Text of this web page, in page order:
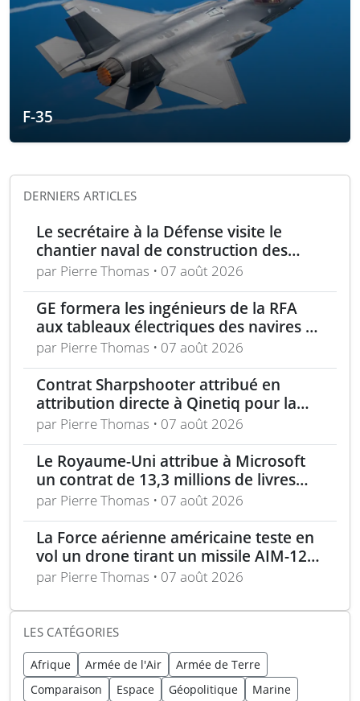
F-35
DERNIERS ARTICLES
Le secrétaire à la Défense visite le
chantier naval de construction des
frégates Type 31 à Rosyth
par Pierre Thomas • 07 août 2026
GE formera les ingénieurs de la RFA
aux tableaux électriques des navires de
la classe Tide
par Pierre Thomas • 07 août 2026
Contrat Sharpshooter attribué en
attribution directe à Qinetiq pour la
période 2026-2028
par Pierre Thomas • 07 août 2026
Le Royaume-Uni attribue à Microsoft
un contrat de 13,3 millions de livres
pour l’analyse des menaces
par Pierre Thomas • 07 août 2026
La Force aérienne américaine teste en
vol un drone tirant un missile AIM-120
en conditions réelles
par Pierre Thomas • 07 août 2026
LES CATÉGORIES
Afrique Armée de l'Air
Armée de Terre
Comparaison
Espace Géopolitique
Marine